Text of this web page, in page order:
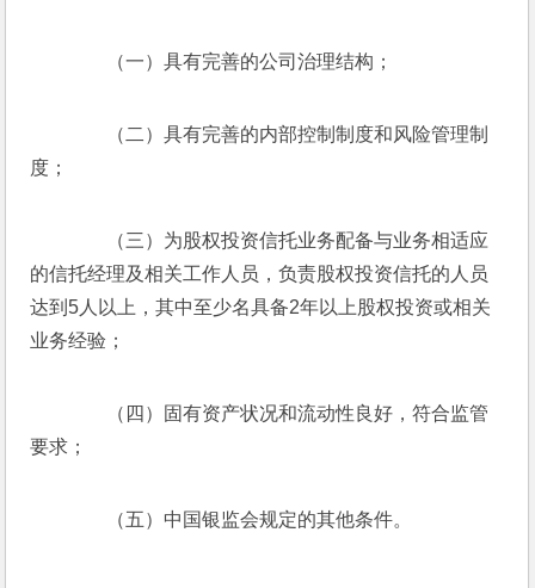
（一）具有完善的公司治理结构；
（二）具有完善的内部控制制度和风险管理制
度；
（三）为股权投资信托业务配备与业务相适应
的信托经理及相关工作人员，负责股权投资信托的人员
达到5人以上，其中至少名具备2年以上股权投资或相关
业务经验；
（四）固有资产状况和流动性良好，符合监管
要求；
（五）中国银监会规定的其他条件。